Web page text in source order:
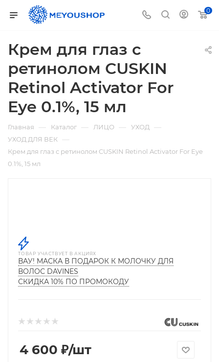
0
Крем для глаз с
ретинолом CUSKIN
Retinol Activator For
Eye 0.1%, 15 мл
Главная — Каталог — ЛИЦО — УХОД —
УХОД ДЛЯ ВЕК —
Крем для глаз с ретинолом CUSKIN Retinol Activator For Eye
0.1%, 15 мл
ТОВАР УЧАСТВУЕТ В АКЦИЯХ
ВАУ! МАСКА В ПОДАРОК К МОЛОЧКУ ДЛЯ
ВОЛОС DAVINES
СКИДКА 10% ПО ПРОМОКОДУ
4 600 ₽/шт